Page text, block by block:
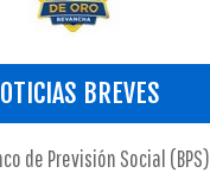
BREVES
de Previsión Social (BPS)